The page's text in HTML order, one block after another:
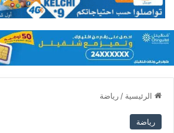
الرئيسية / رياضة
رياضة